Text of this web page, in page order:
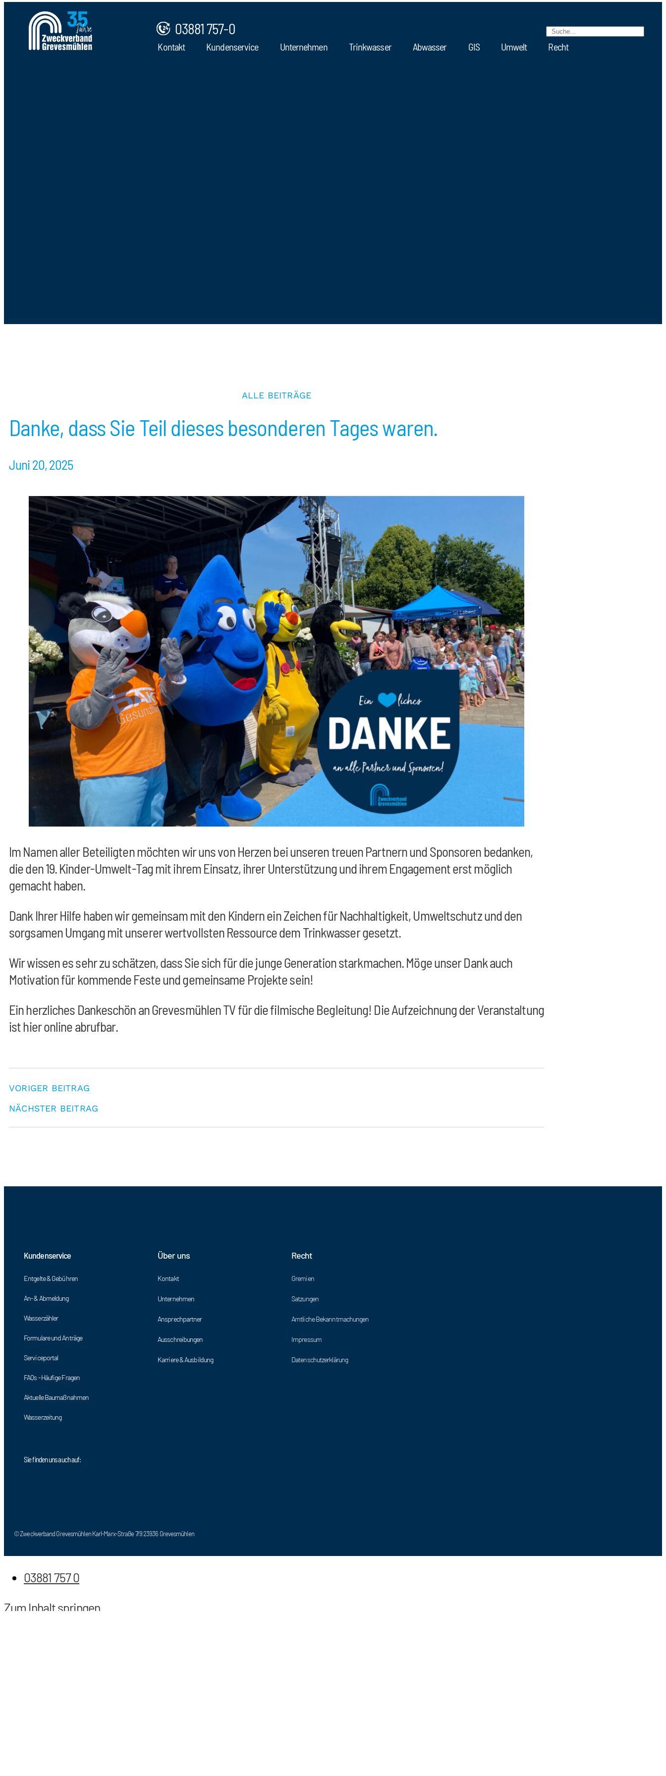
03881 757-0
Kontakt Kundenservice Unternehmen Trinkwasser Abwasser GIS Umwelt Recht
ALLE BEITRÄGE
Danke, dass Sie Teil dieses besonderen Tages waren.
Juni 20, 2025
Im Namen aller Beteiligten möchten wir uns von Herzen bei unseren treuen Partnern und Sponsoren bedanken,
die den 19. Kinder-Umwelt-Tag mit ihrem Einsatz, ihrer Unterstützung und ihrem Engagement erst möglich
gemacht haben.
Dank Ihrer Hilfe haben wir gemeinsam mit den Kindern ein Zeichen für Nachhaltigkeit, Umweltschutz und den
sorgsamen Umgang mit unserer wertvollsten Ressource dem Trinkwasser gesetzt.
Wir wissen es sehr zu schätzen, dass Sie sich für die junge Generation starkmachen. Möge unser Dank auch
Motivation für kommende Feste und gemeinsame Projekte sein!
Ein herzliches Dankeschön an Grevesmühlen TV für die filmische Begleitung! Die Aufzeichnung der Veranstaltung
isthieronline abrufbar.
VORIGER BEITRAG
NÄCHSTER BEITRAG
Kundenservice
Entgelte & Gebühren
An- & Abmeldung
Wasserzähler
Formulare und Anträge
Serviceportal
FAQs - Häufige Fragen
Aktuelle Baumaßnahmen
Wasserzeitung
Über uns
Kontakt
Unternehmen
Ansprechpartner
Ausschreibungen
Karriere & Ausbildung
Recht
Gremien
Satzungen
Amtliche Bekanntmachungen
Impressum
Datenschutzerklärung
Sie finden uns auch auf:
© Zweckverband Grevesmühlen Karl-Marx-Straße 7/9 23936 Grevesmühlen
03881 757 0
Zum Inhalt springen